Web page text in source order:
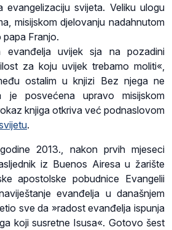
evangelizaciju svijeta. Veliku ulogu
misijskom djelovanju nadahnutom
papa Franjo.
evanđelja uvijek sja na pozadini
za koju uvijek trebamo moliti«,
ostalim u knjizi Bez njega ne
je posvećena upravo misijskom
knjiga otkriva već podnaslovom
.
2013., nakon prvih mjeseci
iz Buenos Airesa u žarište
apostolske pobudnice Evangelii
evanđelja u današnjem
sve da »radost evanđelja ispunja
koji susretne Isusa«. Gotovo šest